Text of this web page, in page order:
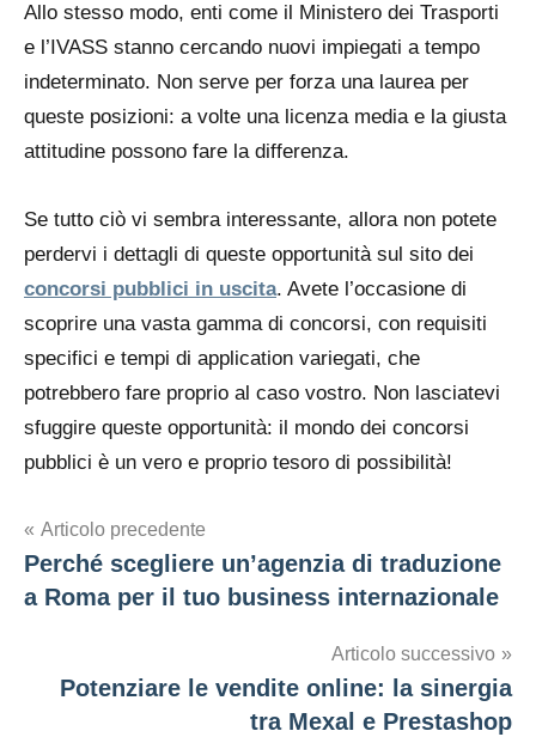
Allo stesso modo, enti come il Ministero dei Trasporti
e l’IVASS stanno cercando nuovi impiegati a tempo
indeterminato. Non serve per forza una laurea per
queste posizioni: a volte una licenza media e la giusta
attitudine possono fare la differenza.
Se tutto ciò vi sembra interessante, allora non potete
perdervi i dettagli di queste opportunità sul sito dei
concorsi pubblici in uscita. Avete l’occasione di
scoprire una vasta gamma di concorsi, con requisiti
specifici e tempi di application variegati, che
potrebbero fare proprio al caso vostro. Non lasciatevi
sfuggire queste opportunità: il mondo dei concorsi
pubblici è un vero e proprio tesoro di possibilità!
Navigazione
articoli
Articolo precedente
Perché scegliere un’agenzia di traduzione
a Roma per il tuo business internazionale
Articolo successivo
Potenziare le vendite online: la sinergia
tra Mexal e Prestashop